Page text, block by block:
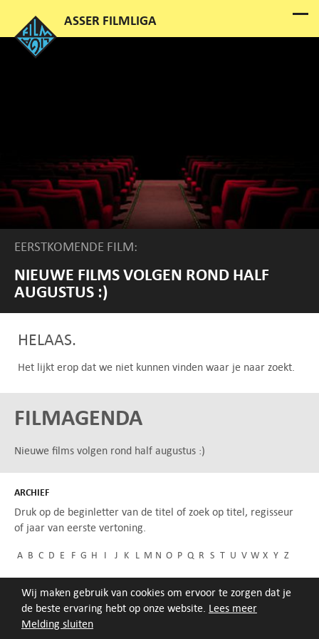
Melding sluiten
Wij maken gebruik van cookies om ervoor te zorgen dat je
de beste ervaring hebt op onze website. Lees meer
EERSTKOMENDE FILM:
NIEUWE FILMS VOLGEN ROND HALF
AUGUSTUS :)
HELAAS.
Het lijkt erop dat we niet kunnen vinden waar je naar zoekt.
FILMAGENDA
Nieuwe films volgen rond half augustus :)
ARCHIEF
Druk op de beginletter van de titel of zoek op titel, regisseur
of jaar van eerste vertoning.
A B C D E F G H I J K L M N O P Q R S T U V W X Y Z